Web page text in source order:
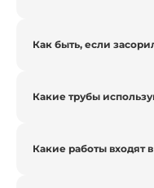
Как быть, если
Какие трубы
Какие работы входят